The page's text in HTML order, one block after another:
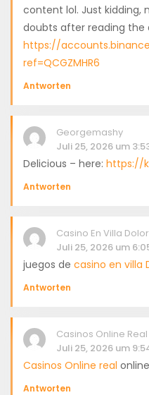
content lol. Just kidding,
doubts after reading the
https://
ref=QCGZMHR6
Antworten
Georgemashy
Juli 25, 2026 um
Delicious – here: https://
Antworten
Casino En Villa
Juli 25, 2026 um
juegos de casino en villa
Antworten
Casinos Online Real
Juli 25, 2026 um
Casinos Online real
Antworten